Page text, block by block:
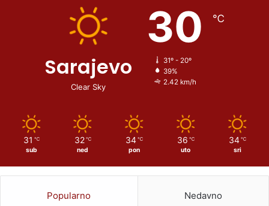
Sarajevo
Clear Sky
30 ℃
31º - 20º
39%
2.42 km/h
31 ℃
sub
32 ℃
ned
34 ℃
pon
36 ℃
uto
34 ℃
sri
Popularno Nedavno